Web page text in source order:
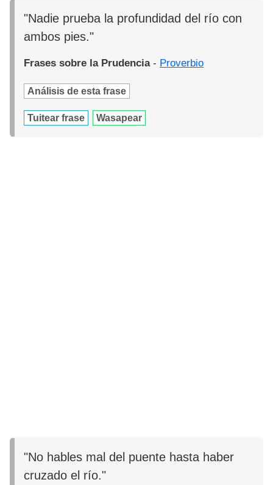
"Nadie prueba la profundidad del río con
ambos pies."
Frases sobre la Prudencia- Proverbio
Análisis de esta frase
Tuitear frase Wasapear
"No hables mal del puente hasta haber
cruzado el río."